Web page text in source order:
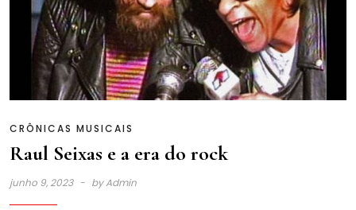
CRÔNICAS MUSICAIS
Raul Seixas e a era do rock
junho 9, 2023 byAdmin